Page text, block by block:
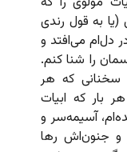
به قول رندی
دل‌ام می‌افتد و
را شنا کنم.
سخنانی که هر
بار که ابیات
آسیمه‌سر و
و جنون‌اش رها